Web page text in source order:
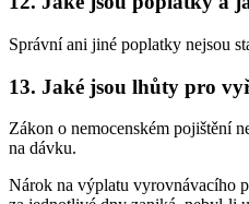
Správní ani jiné poplatky nejsou
13. Jaké jsou lhůty pro
Zákon o nemocenském pojištění
na dávku.
Nárok na výplatu vyrovnávacího